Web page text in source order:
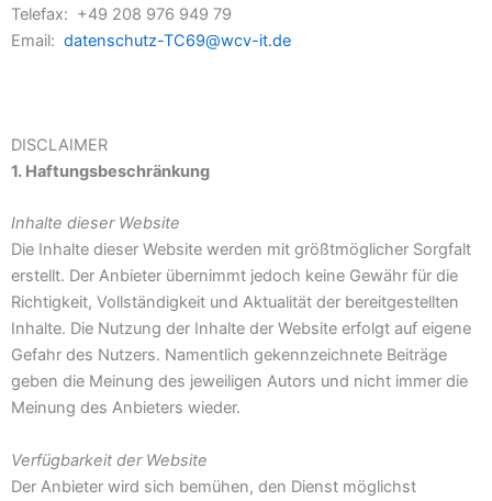
Telefax: +49 208 976 949 79
Email: datenschutz-TC69@wcv-it.de
DISCLAIMER
1. Haftungsbeschränkung
Inhalte dieser Website
Die Inhalte dieser Website werden mit größtmöglicher Sorgfalt
erstellt. Der Anbieter übernimmt jedoch keine Gewähr für die
Richtigkeit, Vollständigkeit und Aktualität der bereitgestellten
Inhalte. Die Nutzung der Inhalte der Website erfolgt auf eigene
Gefahr des Nutzers. Namentlich gekennzeichnete Beiträge
geben die Meinung des jeweiligen Autors und nicht immer die
Meinung des Anbieters wieder.
Verfügbarkeit der Website
Der Anbieter wird sich bemühen, den Dienst möglichst